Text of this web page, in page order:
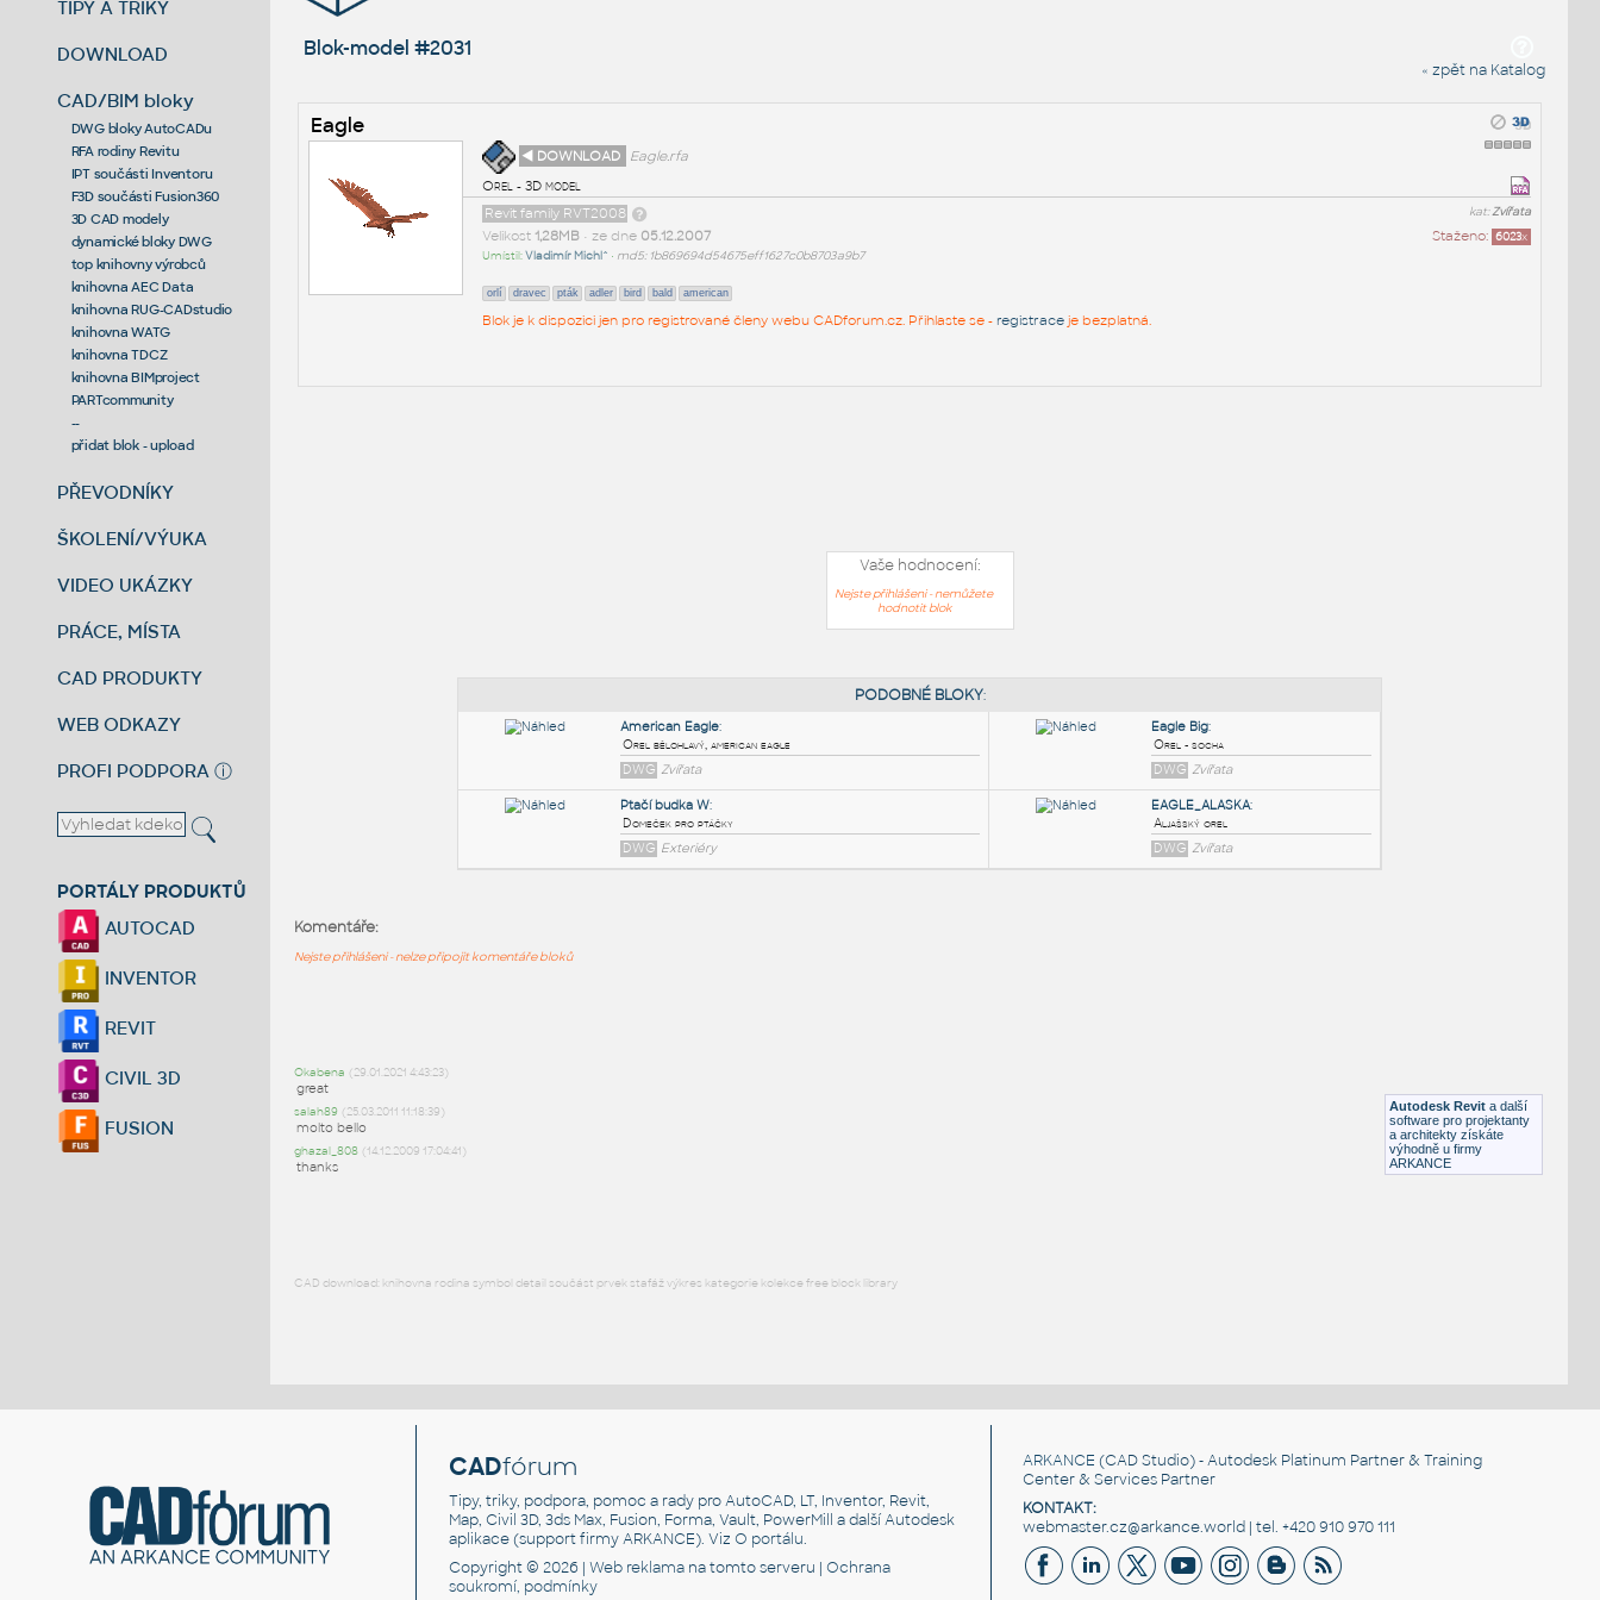
TIPY A TRIKY
DOWNLOAD
CAD/BIM bloky
DWG bloky AutoCADu
RFA rodiny Revitu
IPT součásti Inventoru
F3D součásti Fusion360
3D CAD modely
dynamické bloky DWG
top knihovny výrobců
knihovna AEC Data
knihovna RUG-CADstudio
knihovna WATG
knihovna TDCZ
knihovna BIMproject
PARTcommunity
--
přidat blok - upload
PŘEVODNÍKY
ŠKOLENÍ/VÝUKA
VIDEO UKÁZKY
PRÁCE, MÍSTA
CAD PRODUKTY
WEB ODKAZY
PROFI PODPORA ⓘ
PORTÁLY PRODUKTŮ
AUTOCAD
INVENTOR
REVIT
CIVIL 3D
FUSION
Blok-model #2031
« zpět na Katalog
Eagle
◄ DOWNLOAD
Eagle.rfa
Orel - 3D model
kat:Zvířata
Revit family RVT2008
Staženo: 6023x
Velikost 1,28MB• ze dne 05.12.2007
Umístil:Vladimír Michl^ • md5: 1b869694d54675eff1627c0b8703a9b7
orlí dravec pták adler bird bald american
Blok je k dispozici jen pro registrované členy webu CADforum.cz. Přihlaste se - registraceje bezplatná.
Vaše hodnocení:
Nejste přihlášeni - nemůžete
hodnotit blok
DWG Zvířata
Autodesk Revit a další
software pro projektanty
a architekty získáte
výhodně u firmy
ARKANCE
Komentáře:
Nejste přihlášeni - nelze připojit komentáře bloků
Okabena (29.01.2021 4:43:23)
great
salah89 (25.03.2011 11:18:39)
molto bello
ghazal_808 (14.12.2009 17:04:41)
thanks
CAD download: knihovna rodina symbol detail součást prvek stafáž výkres kategorie kolekce free block library
CADfórum
Tipy, triky, podpora, pomoc a rady pro AutoCAD, LT, Inventor, Revit,
Map, Civil 3D, 3ds Max, Fusion, Forma, Vault, PowerMill a další Autodesk
aplikace (support firmy ARKANCE). VizO portálu.
Copyright © 2026 |Web reklama na tomto serveru |Ochrana
soukromí, podmínky
ARKANCE (CAD Studio) - Autodesk Platinum Partner & Training
Center & Services Partner
KONTAKT:
webmaster.cz@arkance.world | tel. +420 910 970 111